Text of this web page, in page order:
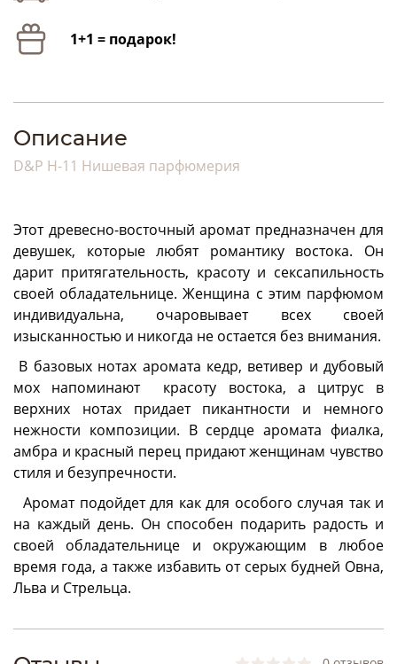
1+1 = подарок!
Описание
D&P H-11 Нишевая парфюмерия
Этот древесно-восточный аромат предназначен для
девушек, которые любят романтику востока. Он
дарит притягательность, красоту и сексапильность
своей обладательнице. Женщина с этим парфюмом
индивидуальна, очаровывает всех своей
изысканностью и никогда не остается без внимания.
В базовых нотах аромата кедр, ветивер и дубовый
мох напоминают красоту востока, а цитрус в
верхних нотах придает пикантности и немного
нежности композиции. В сердце аромата фиалка,
амбра и красный перец придают женщинам чувство
стиля и безупречности.
Аромат подойдет для как для особого случая так и
на каждый день. Он способен подарить радость и
своей обладательнице и окружающим в любое
время года, а также избавить от серых будней Овна,
Льва и Стрельца.